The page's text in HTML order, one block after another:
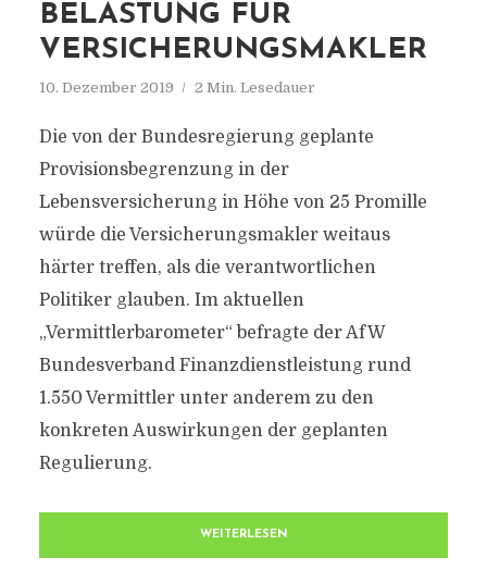
BELASTUNG FÜR
VERSICHERUNGSMAKLER
10. Dezember 2019 2 Min. Lesedauer
Die von der Bundesregierung geplante
Provisionsbegrenzung in der
Lebensversicherung in Höhe von 25 Promille
würde die Versicherungsmakler weitaus
härter treffen, als die verantwortlichen
Politiker glauben. Im aktuellen
„Vermittlerbarometer“ befragte der AfW
Bundesverband Finanzdienstleistung rund
1.550 Vermittler unter anderem zu den
konkreten Auswirkungen der geplanten
Regulierung.
WEITERLESEN